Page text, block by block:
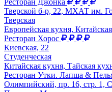
Ресторан Джонка
Тверской б-р, 22, МХАТ им.
Тверская
Европейская кухня,
Ресторан Хорос
Киевская, 22
Студенческая
Китайская кухня, Тайская
Ресторан Утки. Лапша &
Олимпийский, пр. 16, стр. 1,